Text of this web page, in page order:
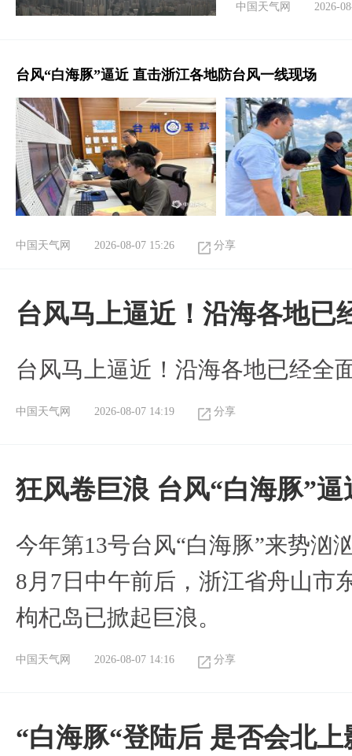
中国天气网 2026-
台风“白海豚”逼近 直击浙江各地防台风一线现场
中国天气网 2026-08-07 15:26 分享
台风马上逼近！沿海各地已
台风马上逼近！沿海各地已经全
中国天气网 2026-08-07 14:19 分享
狂风卷巨浪 台风“白海豚”
今年第13号台风“白海豚”来势汹
8月7日中午前后，浙江省舟山市
枸杞岛已掀起巨浪。
中国天气网 2026-08-07 14:16 分享
“白海豚“登陆后 是否会北